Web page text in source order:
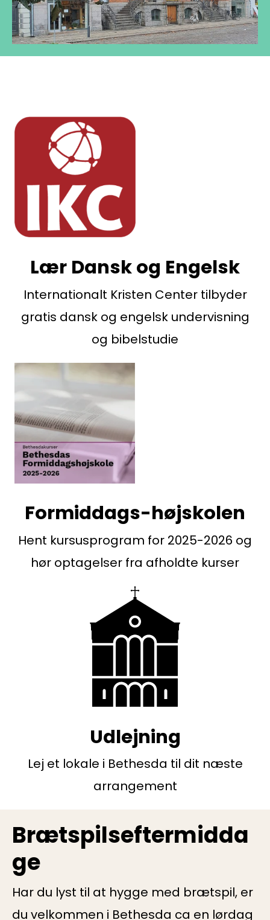
Lær Dansk og Engelsk
Internationalt Kristen Center tilbyder
gratis dansk og engelsk undervisning
og bibelstudie
Formiddags-højskolen
Hent kursusprogram for 2025-2026 og
hør optagelser fra afholdte kurser
Udlejning
Lej et lokale i Bethesda til dit næste
arrangement
Brætspilseftermidda
ge
Har du lyst til at hygge med brætspil, er
du velkommen i Bethesda ca en lørdag